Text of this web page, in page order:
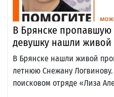
В Брянске пропавшую
девушку нашли живой
В Брянске нашли живой
летнюю Снежану
поисковом отряде «Лиза